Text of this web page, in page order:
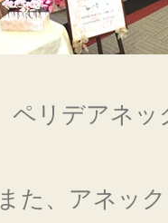
ペリデアネッ
また、アネッ